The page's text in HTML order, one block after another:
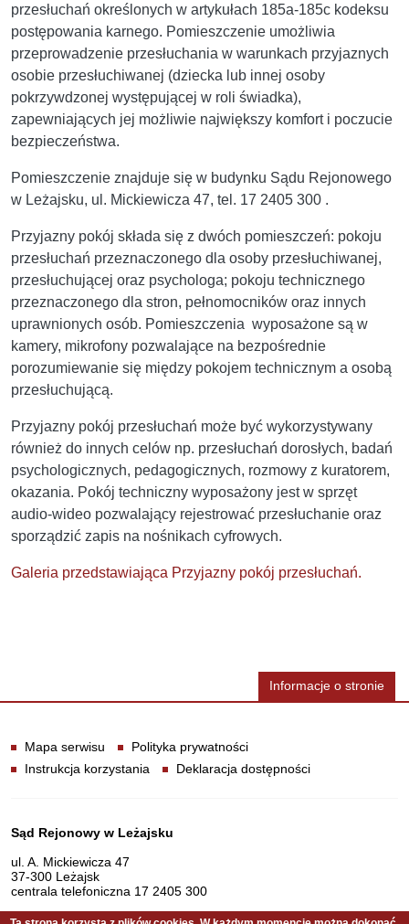
przesłuchań określonych w artykułach 185a-185c kodeksu
postępowania karnego. Pomieszczenie umożliwia
przeprowadzenie przesłuchania w warunkach przyjaznych
osobie przesłuchiwanej (dziecka lub innej osoby
pokrzywdzonej występującej w roli świadka),
zapewniających jej możliwie największy komfort i poczucie
bezpieczeństwa.
Pomieszczenie znajduje się w budynku Sądu Rejonowego
w Leżajsku, ul. Mickiewicza 47, tel. 17 2405 300 .
Przyjazny pokój składa się z dwóch pomieszczeń: pokoju
przesłuchań przeznaczonego dla osoby przesłuchiwanej,
przesłuchującej oraz psychologa; pokoju technicznego
przeznaczonego dla stron, pełnomocników oraz innych
uprawnionych osób. Pomieszczenia wyposażone są w
kamery, mikrofony pozwalające na bezpośrednie
porozumiewanie się między pokojem technicznym a osobą
przesłuchującą.
Przyjazny pokój przesłuchań może być wykorzystywany
również do innych celów np. przesłuchań dorosłych, badań
psychologicznych, pedagogicznych, rozmowy z kuratorem,
okazania. Pokój techniczny wyposażony jest w sprzęt
audio-wideo pozwalający rejestrować przesłuchanie oraz
sporządzić zapis na nośnikach cyfrowych.
Galeria przedstawiająca Przyjazny pokój przesłuchań.
Informacje o stronie
Mapa serwisu
Polityka prywatności
Instrukcja korzystania
Deklaracja dostępności
Dane teleadresowe
Sąd Rejonowy w Leżajsku
ul. A. Mickiewicza 47
37-300 Leżajsk
centrala telefoniczna 17 2405 300